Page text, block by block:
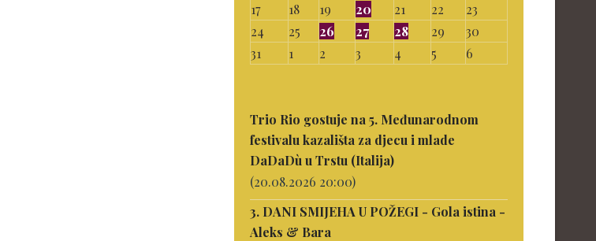
17
18 19 20 21 22
23
24
25 26 27 28 29
30
31
1 2 3 4 5 6
Trio Rio gostuje na 5. Međunarodnom
festivalu kazališta za djecu i mlade
DaDaDù u Trstu (Italija)
(20.08.2026 20:00)
3. DANI SMIJEHA U POŽEGI - Gola istina -
Aleks & Bara